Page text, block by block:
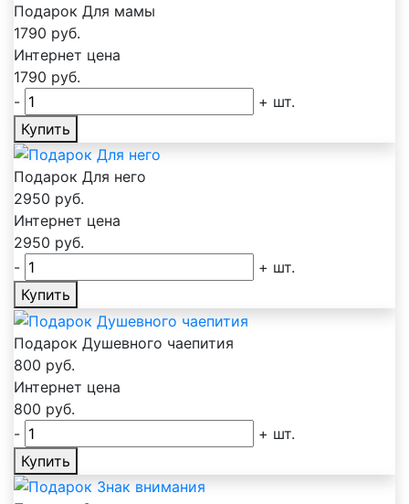
Подарок Для мамы
1790 руб.
Интернет цена
1790 руб.
-
+ шт.
Купить
Подарок Для него
2950 руб.
Интернет цена
2950 руб.
-
+ шт.
Купить
Подарок Душевного чаепития
800 руб.
Интернет цена
800 руб.
-
+ шт.
Купить